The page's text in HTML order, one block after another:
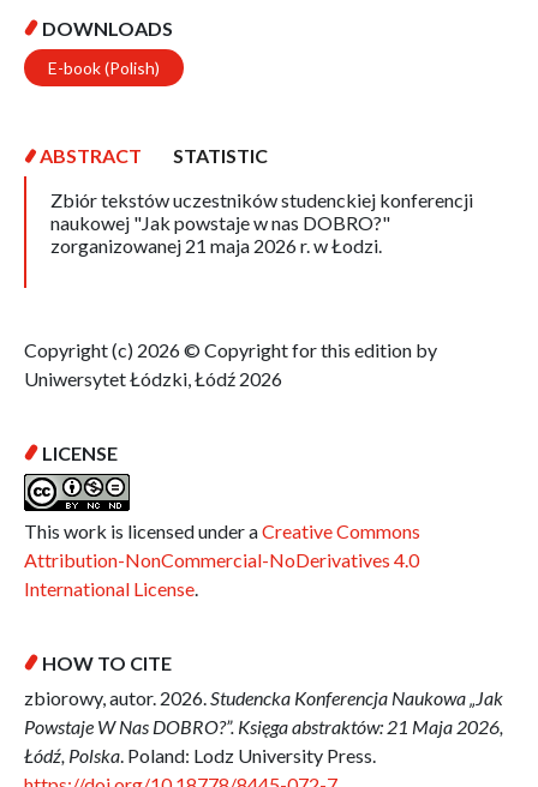
DOWNLOADS
E-book (Polish)
ABSTRACT
STATISTIC
Zbiór tekstów uczestników studenckiej konferencji
naukowej "Jak powstaje w nas DOBRO?"
zorganizowanej 21 maja 2026 r. w Łodzi.
Copyright (c) 2026 © Copyright for this edition by
Uniwersytet Łódzki, Łódź 2026
LICENSE
This work is licensed under aCreative Commons
Attribution-NonCommercial-NoDerivatives 4.0
International License.
HOW TO CITE
zbiorowy, autor. 2026.Studencka Konferencja Naukowa „Jak
Powstaje W Nas DOBRO?”. Księga abstraktów: 21 Maja 2026,
Łódź, Polska. Poland: Lodz University Press.